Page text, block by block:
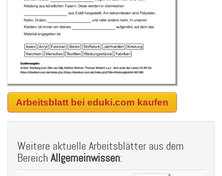
Arbeitsblatt bei eduki.com kaufen
Weitere aktuelle Arbeitsblätter aus dem
Bereich Allgemeinwissen: